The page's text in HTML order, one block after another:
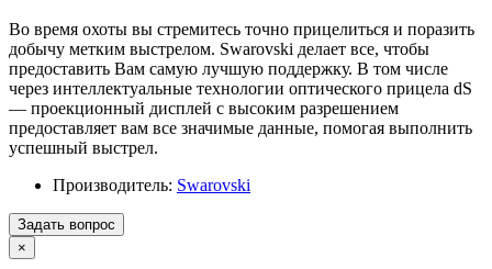
Во время охоты вы стремитесь точно прицелиться и поразить
добычу метким выстрелом. Swarovski делает все, чтобы
предоставить Вам самую лучшую поддержку. В том числе
через интеллектуальные технологии оптического прицела dS
— проекционный дисплей с высоким разрешением
предоставляет вам все значимые данные, помогая выполнить
успешный выстрел.
Производитель: Swarovski
Задать вопрос
×